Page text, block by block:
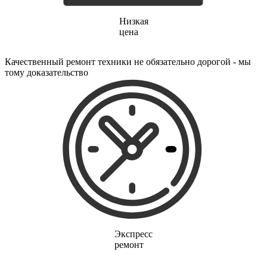
электропростыней
электрорубаноков
электросамокатов
электрощитов
электрошвабер
электросковороды
электротельферов
электротермосов
электровелосипедов
электровеников
эллиптических тренажеров
эндоскопов
эпиляторов
факса
фальцовщиков
фанкойлов
фаршемешалок
фекальных насосов
фенов настенных
Низкая
цена
Качественный ремонт техники не обязательно дорогой - мы
тому доказательство
Экспресс
ремонт